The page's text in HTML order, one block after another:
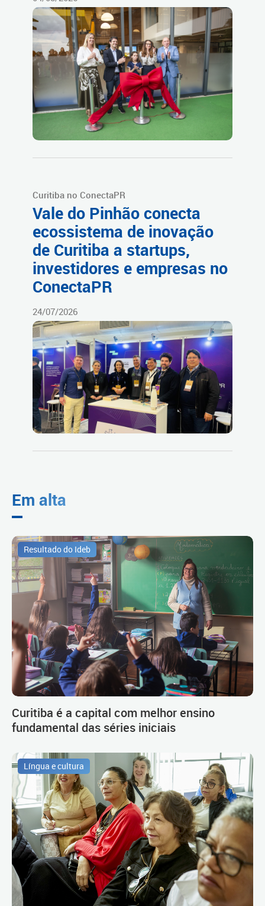
Curitiba no ConectaPR
Vale do Pinhão conecta
ecossistema de inovação
de Curitiba a startups,
investidores e empresas no
ConectaPR
24/07/2026
Em alta
Resultado do Ideb
Curitiba é a capital com melhor ensino
fundamental das séries iniciais
Língua e cultura